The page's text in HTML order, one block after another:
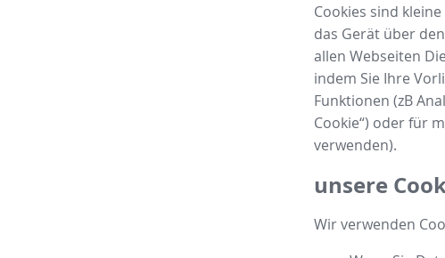
Cookies sind
das Gerät über
allen Webseiten
indem Sie Ihre
Funktionen (zB
Cookie“) oder für
verwenden).
unsere
Wir verwenden